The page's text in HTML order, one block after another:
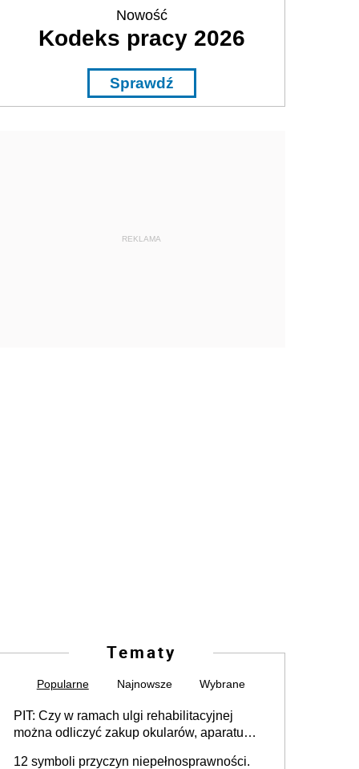
Nowość
Kodeks pracy 2026
Sprawdź
REKLAMA
Tematy
Popularne Najnowsze Wybrane
PIT: Czy w ramach ulgi rehabilitacyjnej
można odliczyć zakup okularów, aparatu
12 symboli przyczyn niepełnosprawności.